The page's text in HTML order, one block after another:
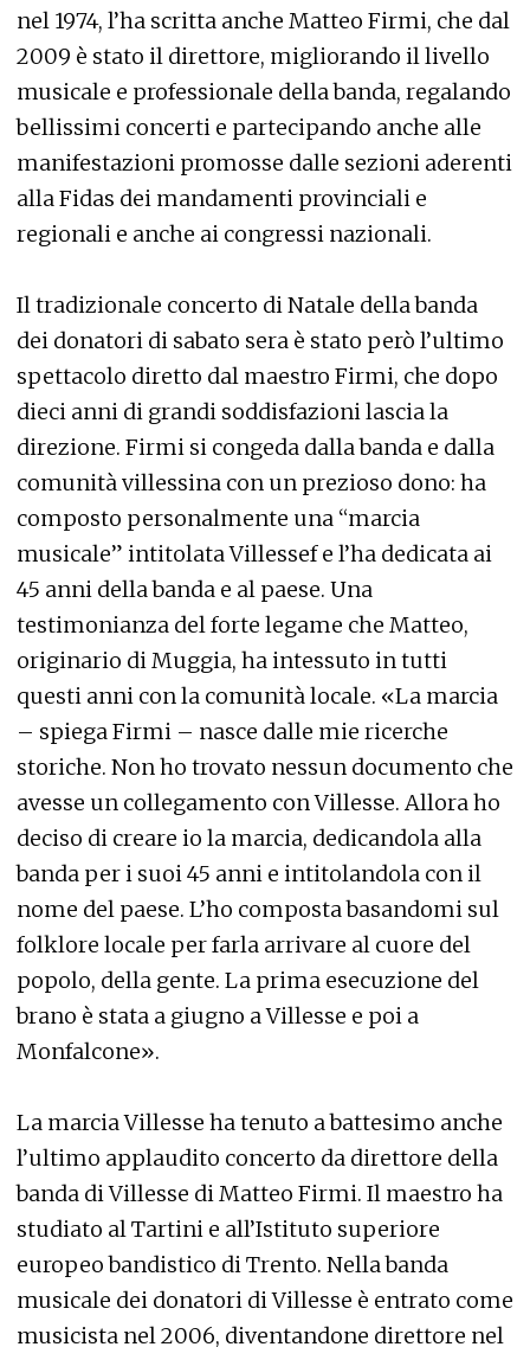
nel 1974, l’ha scritta anche Matteo Firmi, che dal
2009 è stato il direttore, migliorando il livello
musicale e professionale della banda, regalando
bellissimi concerti e partecipando anche alle
manifestazioni promosse dalle sezioni aderenti
alla Fidas dei mandamenti provinciali e
regionali e anche ai congressi nazionali.
Il tradizionale concerto di Natale della banda
dei donatori di sabato sera è stato però l’ultimo
spettacolo diretto dal maestro Firmi, che dopo
dieci anni di grandi soddisfazioni lascia la
direzione. Firmi si congeda dalla banda e dalla
comunità villessina con un prezioso dono: ha
composto personalmente una “marcia
musicale” intitolata Villessef e l’ha dedicata ai
45 anni della banda e al paese. Una
testimonianza del forte legame che Matteo,
originario di Muggia, ha intessuto in tutti
questi anni con la comunità locale. «La marcia
– spiega Firmi – nasce dalle mie ricerche
storiche. Non ho trovato nessun documento che
avesse un collegamento con Villesse. Allora ho
deciso di creare io la marcia, dedicandola alla
banda per i suoi 45 anni e intitolandola con il
nome del paese. L’ho composta basandomi sul
folklore locale per farla arrivare al cuore del
popolo, della gente. La prima esecuzione del
brano è stata a giugno a Villesse e poi a
Monfalcone».
La marcia Villesse ha tenuto a battesimo anche
l’ultimo applaudito concerto da direttore della
banda di Villesse di Matteo Firmi. Il maestro ha
studiato al Tartini e all’Istituto superiore
europeo bandistico di Trento. Nella banda
musicale dei donatori di Villesse è entrato come
musicista nel 2006, diventandone direttore nel